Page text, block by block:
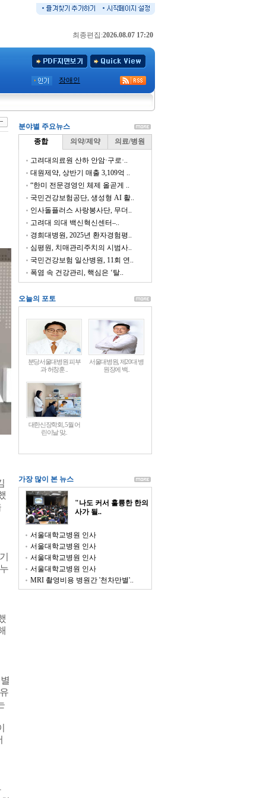
최종편집:2026.08.07 17:20
장애인
분야별 주요뉴스
종합
의약/제약 의료/병원
고려대의료원 산하 안암·구로·..
대원제약, 상반기 매출 3,109억 ..
“한미 전문경영인 체제 올곧게 ..
국민건강보험공단, 생성형 AI 활..
인사돌플러스 사랑봉사단, 무더..
고려대 의대 백신혁신센터–..
경희대병원, 2025년 환자경험평..
심평원, 치매관리주치의 시범사..
국민건강보험 일산병원, 11회 연..
폭염 속 건강관리, 핵심은 ‘탈..
오늘의 포토
분당서울대병원 피부
과 허창훈 ..
서울대병원, 제20대 병
원장에 백..
대한신장학회, 5월 어
린이날 맞..
가장 많이 본 뉴스
"나도 커서 훌륭한 한의
사가 될..
서울대학교병원 인사
서울대학교병원 인사
서울대학교병원 인사
서울대학교병원 인사
MRI 촬영비용 병원간 '천차만별'..